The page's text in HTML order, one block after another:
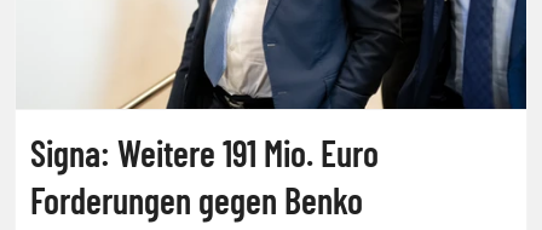
Signa: Weitere 191 Mio. Euro
Forderungen gegen Benko